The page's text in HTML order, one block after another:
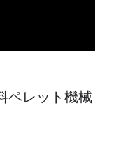
ペレット機械